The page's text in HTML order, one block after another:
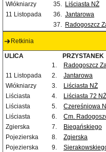
Włókniarzy
35. Liściasta NŻ
11 Listopada
36. Jantarowa
37. Radogoszcz
Retkinia
ULICA PRZYSTANEK
1.
Radogoszcz
11 Listopada
2. Jantarowa
Włókniarzy
3. Liściasta NŻ
Liściasta
4.
Liściasta 72 NŻ
Liściasta
5.
Czereśniowa
Liściasta
6. Cm.
Zgierska
7. Biegańskiego
Pojezierska
8. Zgierska
Pojezierska
9.